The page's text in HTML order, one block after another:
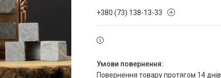
+380 (73) 138-13-33
повернення товару протягом 14 днів